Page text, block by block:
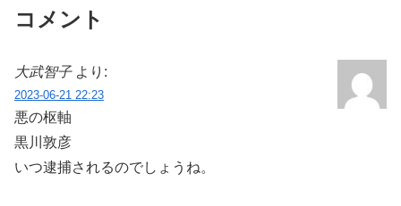
コメント
大武智子 より:
2023-06-21 22:23
悪の枢軸
黒川敦彦
いつ逮捕されるのでしょうね。